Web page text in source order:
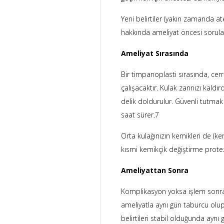
Yeni belirtiler (yakın zamanda
hakkında ameliyat öncesi
Ameliyat Sırasında
Bir timpanoplasti sırasında,
çalışacaktır. Kulak zarınızı
delik doldurulur. Güvenli
saat sürer.7
Orta kulağınızın kemikleri de
kısmi kemikçik değiştirme
Ameliyattan Sonra
Komplikasyon yoksa işlem
ameliyatla aynı gün taburcu
belirtileri stabil olduğunda aynı